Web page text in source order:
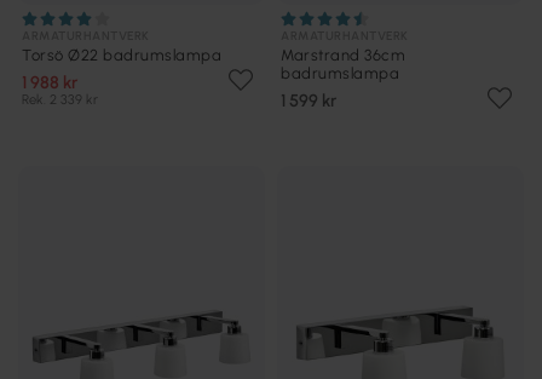
Torsö Ø22 badrumslampa
1 988 kr
Rek. 2 339 kr
Marstrand 36cm
badrumslampa
1 599 kr